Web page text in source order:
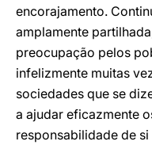
encorajamento.
amplamente
preocupação pelos
infelizmente muitas
sociedades que se
a ajudar eficazmente
responsabilidade de